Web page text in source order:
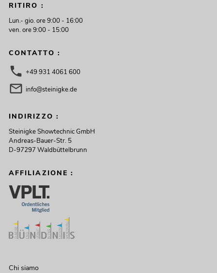
RITIRO :
Lun.- gio. ore 9:00 - 16:00
ven. ore 9:00 - 15:00
CONTATTO :
+49 931 4061 600
info@steinigke.de
INDIRIZZO :
Steinigke Showtechnic GmbH
Andreas-Bauer-Str. 5
D-97297 Waldbüttelbrunn
AFFILIAZIONE :
Chi siamo